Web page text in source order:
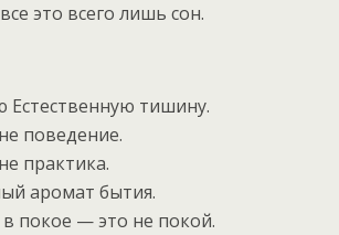
это всего лишь сон.
Естественную тишину.
поведение.
практика.
аромат бытия.
покое — это не покой.